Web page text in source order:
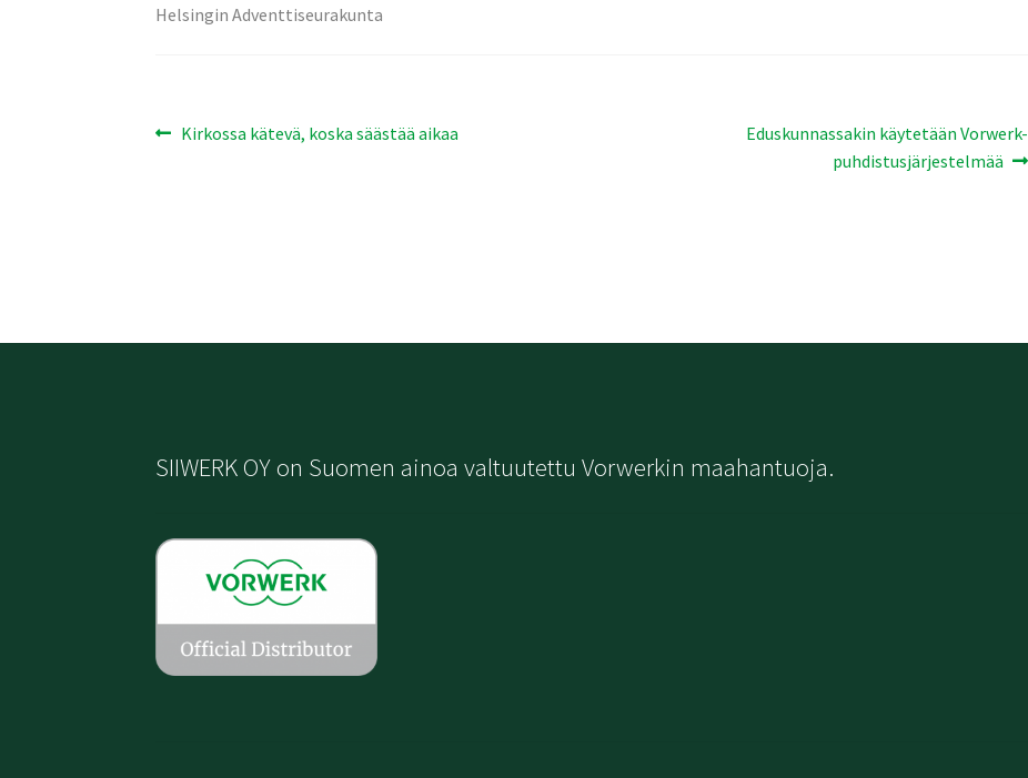
Helsingin Adventtiseurakunta
Artikkelien
Edellinen
Kirkossa kätevä, koska säästää aikaa
Seuraava
Eduskunnassakin käytetään Vorwerk-
puhdistusjärjestelmää
SIIWERK OY on Suomen ainoa valtuutettu Vorwerkin maahantuoja.